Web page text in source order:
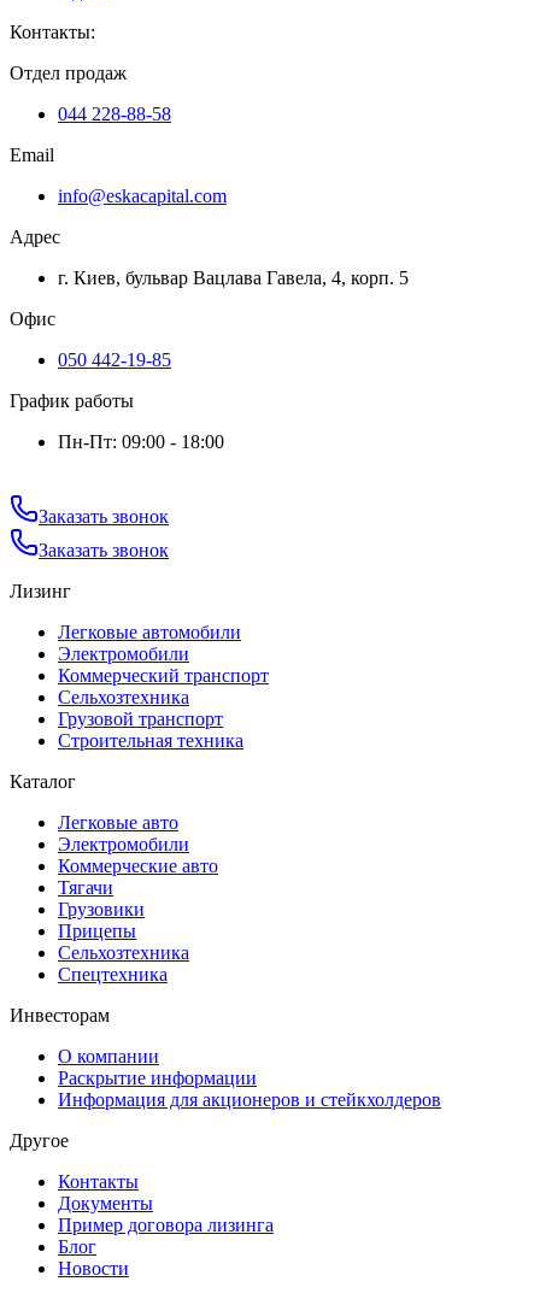
Контакты:
Отдел продаж
044 228-88-58
Email
info@eskacapital.com
Адрес
г. Киев, бульвар Вацлава Гавела, 4, корп. 5
Офис
050 442-19-85
График работы
Пн-Пт: 09:00 - 18:00
Заказать звонок
Заказать звонок
Лизинг
Легковые автомобили
Электромобили
Коммерческий транспорт
Сельхозтехника
Грузовой транспорт
Строительная техника
Каталог
Легковые авто
Электромобили
Коммерческие авто
Тягачи
Грузовики
Прицепы
Сельхозтехника
Спецтехника
Инвесторам
О компании
Раскрытие информации
Информация для акционеров и стейкхолдеров
Другое
Контакты
Документы
Пример договора лизинга
Блог
Новости